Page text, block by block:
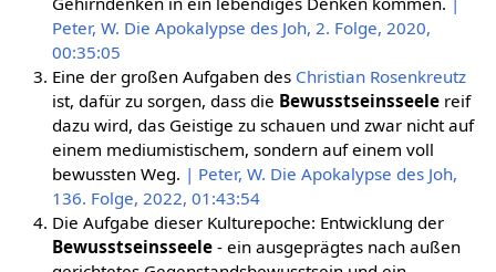
Peter, W. Die Apokalypse des Joh, 2. Folge, 2020,
00:35:05
Eine der großen Aufgaben des Christian Rosenkreutz
ist, dafür zu sorgen, dass die Bewusstseinsseelereif
dazu wird, das Geistige zu schauen und zwar nicht auf
einem mediumistischem, sondern auf einem voll
bewussten Weg. | Peter, W. Die Apokalypse des Joh,
136. Folge, 2022, 01:43:54
Die Aufgabe dieser Kulturepoche: Entwicklung der
Bewusstseinsseele- ein ausgeprägtes nach außen